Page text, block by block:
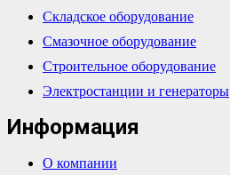
Складское оборудование
Смазочное оборудование
Строительное оборудование
Электростанции и генераторы
Информация
О компании